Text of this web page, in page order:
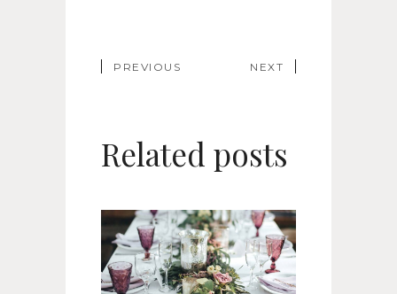
PREVIOUS NEXT
Related posts